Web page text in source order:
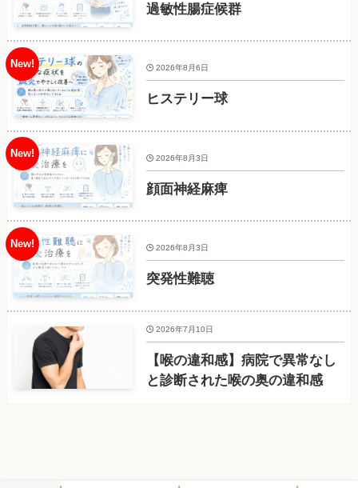
過敏性腸症候群
ヒステリー球
2026年8月6日
顔面神経麻痺
2026年8月3日
突発性難聴
2026年8月3日
【喉の違和感】病院で異常なし
と診断された喉の奥の違和感
2026年7月10日